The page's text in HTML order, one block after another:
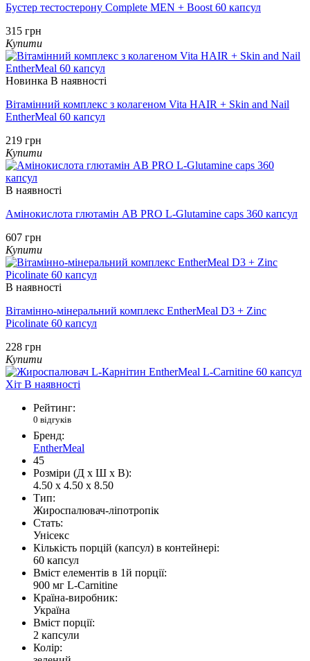
Бустер тестостерону Complete MEN + Boost 60 капсул
315 грн
Купити
Новинка В наявності
Вітамінний комплекс з колагеном Vita HAIR + Skin and Nail
EntherMeal 60 капсул
219 грн
Купити
В наявності
Амінокислота глютамін AB PRO L-Glutamine caps 360 капсул
607 грн
Купити
В наявності
Вітамінно-мінеральний комплекс EntherMeal D3 + Zinc
Picolinate 60 капсул
228 грн
Купити
Хіт В наявності
Рейтинг:
0 відгуків
Бренд:
EntherMeal
45
Розміри (Д x Ш x В):
4.50 x 4.50 x 8.50
Тип:
Жироспалювач-ліпотропік
Стать:
Унісекс
Кількість порцій (капсул) в контейнері:
60 капсул
Вміст елементів в 1й порції:
900 мг L-Carnitine
Країна-виробник:
Україна
Вміст порції:
2 капсули
Колір: